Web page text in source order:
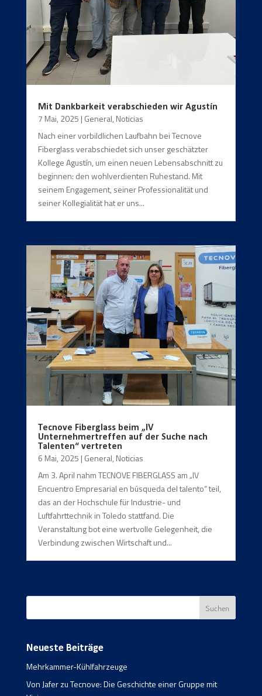
Mit Dankbarkeit verabschieden wir Agustín
7 Mai, 2025 | General, Noticias
Nach einer vorbildlichen Laufbahn bei Tecnove
Fiberglass verabschiedet sich unser geschätzter
Kollege Agustín, um einen neuen Lebensabschnitt zu
beginnen: den wohlverdienten Ruhestand. Mit
seinem Engagement, seiner Professionalität und
seiner Kollegialität hat er uns...
Tecnove Fiberglass beim „IV
Unternehmertreffen auf der Suche nach
Talenten“ vertreten
6 Mai, 2025 | General, Noticias
Am 3. April nahm TECNOVE FIBERGLASS am „IV
Encuentro Empresarial en búsqueda del talento“ teil,
das an der Hochschule für Industrie- und
Luftfahrttechnik in Toledo stattfand. Die
Veranstaltung bot eine wertvolle Gelegenheit, die
Verbindung zwischen Wirtschaft und...
Neueste Beiträge
Mehrkammer-Kühlfahrzeuge
Von Jafer zu Tecnove: Die Geschichte einer Gruppe mit